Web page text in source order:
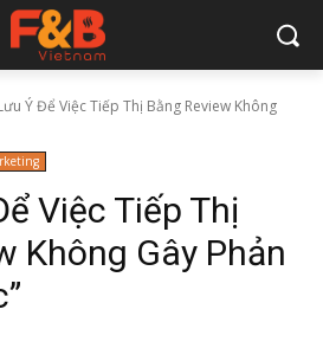
Ý Để Việc Tiếp Thị Bằng Review Không
Việc Tiếp Thị
Không Gây Phản